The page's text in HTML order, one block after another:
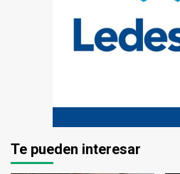
Te pueden interesar